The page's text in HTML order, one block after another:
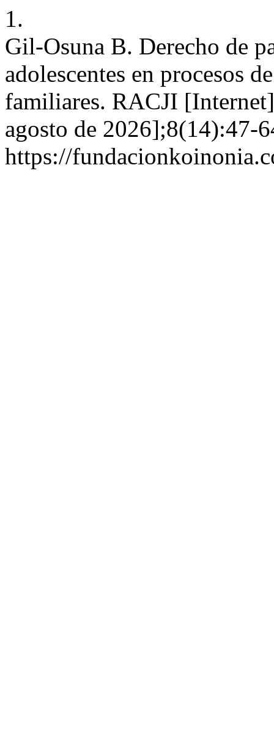
1.
Gil-Osuna B. Derecho de
adolescentes en procesos
familiares. RACJI
agosto de 2026];8(14):47-
https://